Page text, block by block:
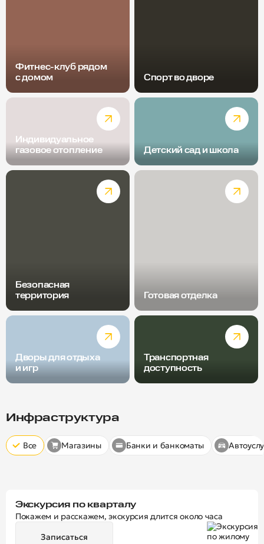
Фитнес-клуб рядом
с домом
Спорт во дворе
Индивидуальное
газовое отопление
Детский сад и школа
Безопасная
территория
Готовая отделка
Дворы для отдыха
и игр
Транспортная
доступность
Инфраструктура
Все Магазины Банки и банкоматы
Экскурсия по кварталу
Покажем и расскажем, экскурсия длится около часа
Записаться